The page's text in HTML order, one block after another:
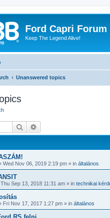
Ford Capri Forum
Keep The Legend Alive!
Unanswered topics
Search
Wed Nov 06, 2019 2:19 pm » in általános
Thu Sep 13, 2018 11:31 am » in technikai
Fri Nov 17, 2017 1:27 pm » in általános